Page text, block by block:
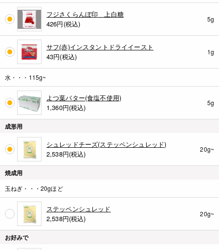
フジさくらんぼ印 上白糖
426円(税込)
5g
サフ(赤)インスタントドライイースト
43円(税込)
1g
水・・・115g~
よつ葉バター(食塩不使用)
1,360円(税込)
5g
成形用
シュレッドチーズ(ステッペンシュレッド)
2,538円(税込)
20g~
焼成用
玉ねぎ・・・20gほど
ステッペンシュレッド
2,538円(税込)
20g~
お好みで